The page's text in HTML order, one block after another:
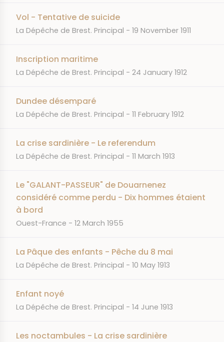
Vol - Tentative de suicide
JOURNAL
La Dépêche de Brest. Principal DATE
19 November 1911
Inscription maritime
JOURNAL
La Dépêche de Brest. Principal DATE
24 January 1912
Dundee désemparé
JOURNAL
La Dépêche de Brest. Principal DATE
11 February 1912
La crise sardinière - Le referendum
JOURNAL
La Dépêche de Brest. Principal DATE
11 March 1913
Le "GALANT-PASSEUR" de Douarnenez
considéré comme perdu - Dix hommes étaient
à bord
JOURNAL
Ouest-France DATE
12 March 1955
La Pâque des enfants - Pêche du 8 mai
JOURNAL
La Dépêche de Brest. Principal DATE
10 May 1913
Enfant noyé
JOURNAL
La Dépêche de Brest. Principal DATE
14 June 1913
Les noctambules - La crise sardinière